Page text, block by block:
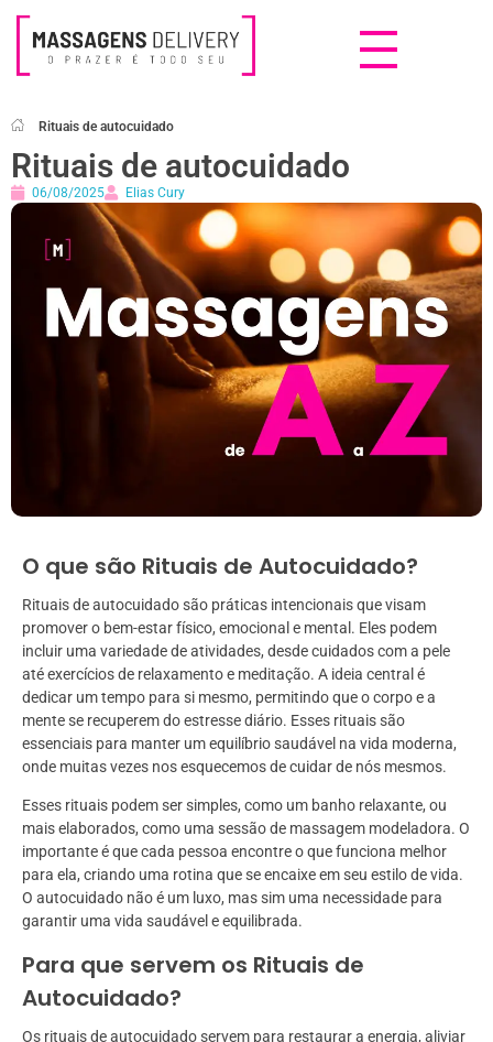
Rituais de autocuidado
Rituais de autocuidado
06/08/2025 Elias Cury
O que são Rituais de Autocuidado?
Rituais de autocuidado são práticas intencionais que visam
promover o bem-estar físico, emocional e mental. Eles podem
incluir uma variedade de atividades, desde cuidados com a pele
até exercícios de relaxamento e meditação. A ideia central é
dedicar um tempo para si mesmo, permitindo que o corpo e a
mente se recuperem do estresse diário. Esses rituais são
essenciais para manter um equilíbrio saudável na vida moderna,
onde muitas vezes nos esquecemos de cuidar de nós mesmos.
Esses rituais podem ser simples, como um banho relaxante, ou
mais elaborados, como uma sessão de massagem modeladora. O
importante é que cada pessoa encontre o que funciona melhor
para ela, criando uma rotina que se encaixe em seu estilo de vida.
O autocuidado não é um luxo, mas sim uma necessidade para
garantir uma vida saudável e equilibrada.
Para que servem os Rituais de
Autocuidado?
Os rituais de autocuidado servem para restaurar a energia, aliviar